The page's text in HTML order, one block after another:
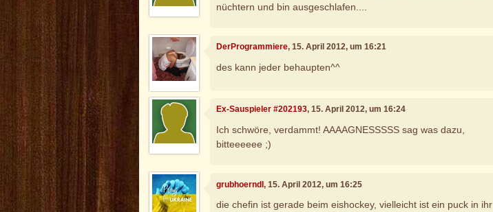
nüchtern und bin ausgeschlafen....
DerProgrammiere, 15. April 2012, um 16:21
des kann jeder behaupten^^
Ex-Sauspieler #202193, 15. April 2012, um 16:24
Ich schwöre, verdammt! AAAAGNESSSSS sag was dazu,
bitteeeeee ;)
grubhoerndl, 15. April 2012, um 16:25
die chefin ist gerade beim eishockey, vielleicht ist ein puck in ihr